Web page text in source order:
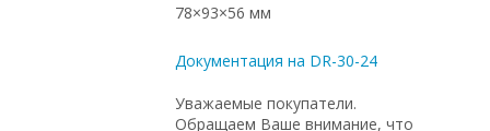
78×93×56 мм
Документация на DR-30-24
Уважаемые покупатели.
Обращаем Ваше внимание, что